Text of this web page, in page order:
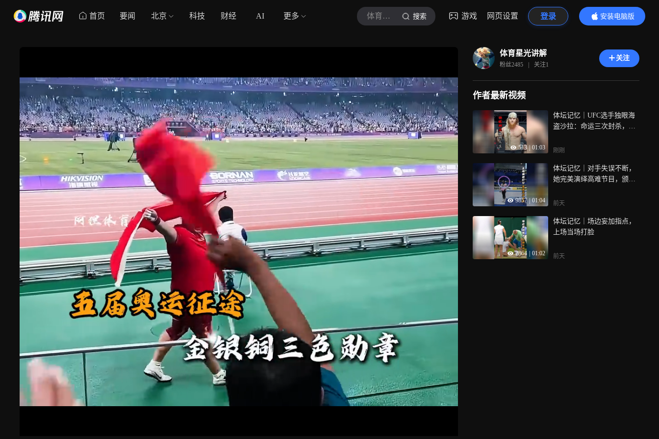
首页 要闻 北京 科技 财经 AI 更多 体育星光讲解 搜索 游戏 网页设置 登录
安装电脑版
内容更精彩
体育星光讲解
粉丝2485 | 关注1
关注
作者最新视频
513 01:03
体坛记忆｜UFC选手独眼海
盗沙拉：命运三次封杀，照
刚刚
9857 | 01:04
体坛记忆｜对手失误不断，
她完美演绎高难节目，颁奖
前天
2864 01:02
体坛记忆｜场边妄加指点，
上场当场打脸
前天